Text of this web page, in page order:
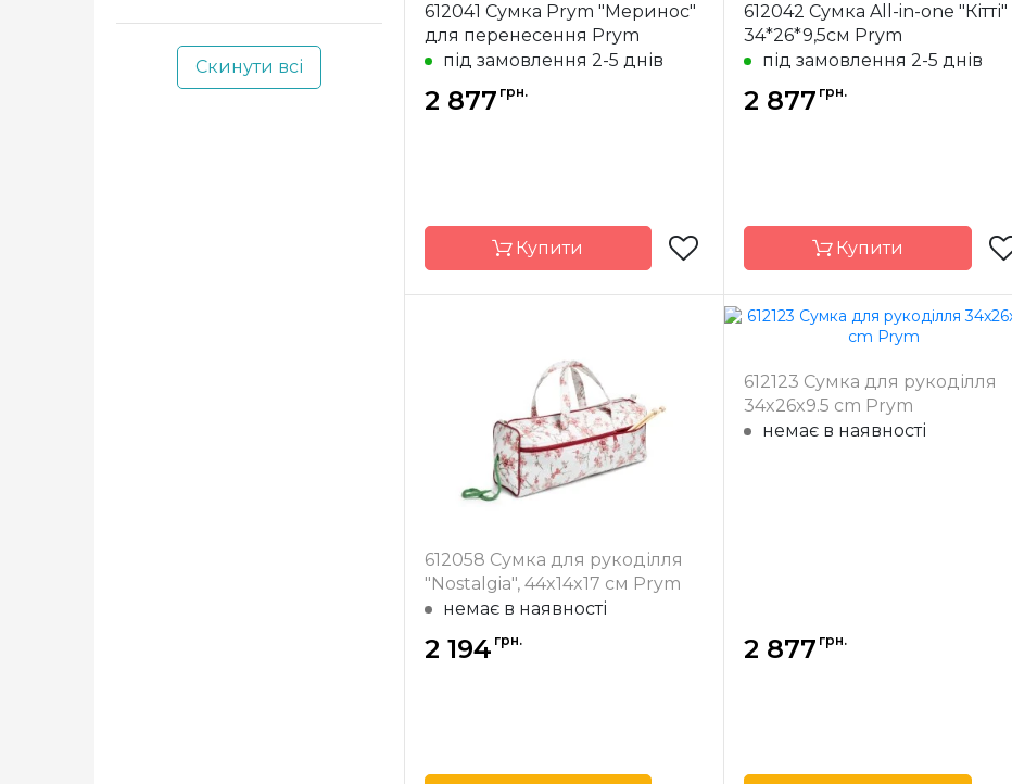
Скинути всі
Країна
виробник
Німеччина
Країна
виробник
Німеччина
612041 Сумка Prym "Меринос"
для перенесення Prym
під замовлення 2-5 днів
2 877 грн.
Купити
612042 Сумка All-in-one "Кітті"
34*26*9,5см Prym
під замовлення 2-5 днів
2 877 грн.
Купити
Країна
виробник
Німеччина
612058 Сумка для рукоділля
"Nostalgia", 44x14x17 см Prym
немає в наявності
2 194 грн.
612123 Сумка для рукоділля
34x26x9.5 cm Prym
немає в наявності
2 877 грн.